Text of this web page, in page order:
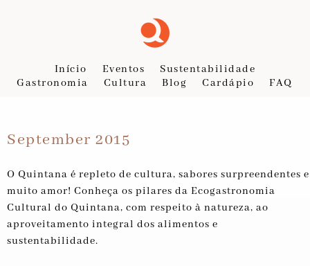
Início Eventos
Sustentabilidade
Gastronomia
Cultura Blog Cardápio FAQ
September 2015
O Quintana é repleto de cultura, sabores surpreendentes e
muito amor! Conheça os pilares da Ecogastronomia
Cultural do Quintana, com respeito à natureza, ao
aproveitamento integral dos alimentos e
sustentabilidade.